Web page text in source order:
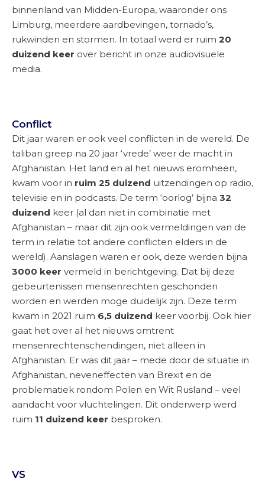
binnenland van Midden-Europa, waaronder ons
Limburg, meerdere aardbevingen, tornado’s,
rukwinden en stormen. In totaal werd er ruim 20
duizend keer over bericht in onze audiovisuele
media.
Conflict
Dit jaar waren er ook veel conflicten in de wereld. De
taliban greep na 20 jaar ‘vrede’ weer de macht in
Afghanistan. Het land en al het nieuws eromheen,
kwam voor in ruim 25 duizend uitzendingen op radio,
televisie en in podcasts. De term ‘oorlog’ bijna 32
duizend keer (al dan niet in combinatie met
Afghanistan – maar dit zijn ook vermeldingen van de
term in relatie tot andere conflicten elders in de
wereld). Aanslagen waren er ook, deze werden bijna
3000 keer vermeld in berichtgeving. Dat bij deze
gebeurtenissen mensenrechten geschonden
worden en werden moge duidelijk zijn. Deze term
kwam in 2021 ruim 6,5 duizend keer voorbij. Ook hier
gaat het over al het nieuws omtrent
mensenrechtenschendingen, niet alleen in
Afghanistan. Er was dit jaar – mede door de situatie in
Afghanistan, neveneffecten van Brexit en de
problematiek rondom Polen en Wit Rusland – veel
aandacht voor vluchtelingen. Dit onderwerp werd
ruim 11 duizend keer besproken.
VS